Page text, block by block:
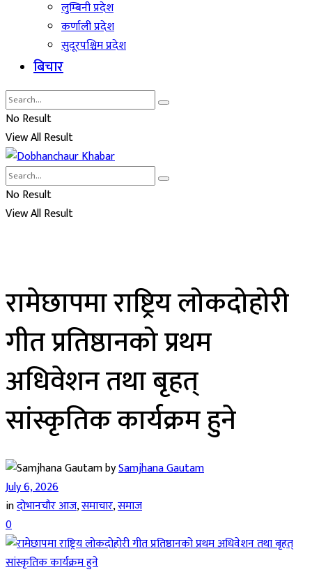
लुम्बिनी प्रदेश
कर्णाली प्रदेश
सुदूरपश्चिम प्रदेश
बिचार
No Result
View All Result
No Result
View All Result
रामेछापमा राष्ट्रिय लोकदोहोरी
गीत प्रतिष्ठानको प्रथम
अधिवेशन तथा बृहत्
सांस्कृतिक कार्यक्रम हुने
bySamjhana Gautam
July 6, 2026
inदाेभानचाैर आज,समाचार,समाज
0